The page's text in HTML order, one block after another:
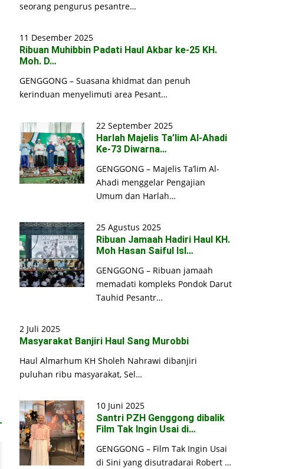
seorang pengurus pesantre…
11 Desember 2025
Ribuan Muhibbin Padati Haul Akbar ke-25 KH.
Moh. D…
GENGGONG – Suasana khidmat dan penuh
kerinduan menyelimuti area Pesant…
22 September 2025
Harlah Majelis Ta’lim Al-Ahadi
Ke-73 Diwarna…
GENGGONG – Majelis Ta’lim Al-
Ahadi menggelar Pengajian
Umum dan Harlah…
25 Agustus 2025
Ribuan Jamaah Hadiri Haul KH.
Moh Hasan Saiful Isl…
GENGGONG – Ribuan jamaah
memadati kompleks Pondok Darut
Tauhid Pesantr…
2 Juli 2025
Masyarakat Banjiri Haul Sang Murobbi
Haul Almarhum KH Sholeh Nahrawi dibanjiri
puluhan ribu masyarakat, Sel…
10 Juni 2025
Santri PZH Genggong dibalik
Film Tak Ingin Usai di…
GENGGONG – Film Tak Ingin Usai
di Sini yang disutradarai Robert …